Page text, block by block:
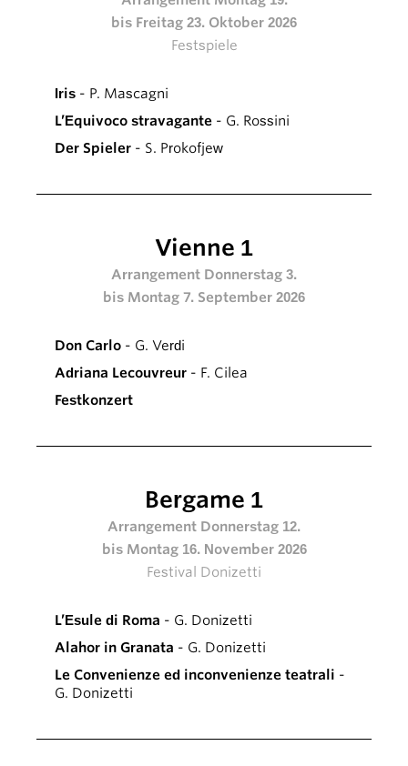
bis Freitag 23. Oktober 2026
Festspiele
Iris - P. Mascagni
L’Equivoco stravagante - G. Rossini
Der Spieler - S. Prokofjew
Vienne 1
Arrangement Donnerstag 3.
bis Montag 7. September 2026
Don Carlo - G. Verdi
Adriana Lecouvreur - F. Cilea
Festkonzert
Bergame 1
Arrangement Donnerstag 12.
bis Montag 16. November 2026
Festival Donizetti
L’Esule di Roma - G. Donizetti
Alahor in Granata - G. Donizetti
Le Convenienze ed inconvenienze teatrali -
G. Donizetti